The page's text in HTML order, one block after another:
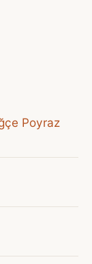
Poyraz